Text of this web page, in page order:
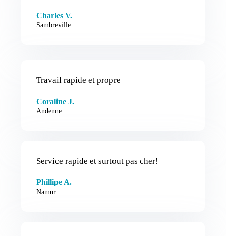
Charles V.
Sambreville
Travail rapide et propre
Coraline J.
Andenne
Service rapide et surtout pas cher!
Phillipe A.
Namur